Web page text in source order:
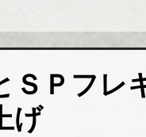
Ｐフレ
げ